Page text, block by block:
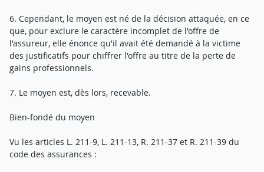
6. Cependant, le moyen est né de la décision attaquée, en ce
que, pour exclure le caractère incomplet de l'offre de
l'assureur, elle énonce qu'il avait été demandé à la victime
des justificatifs pour chiffrer l'offre au titre de la perte de
gains professionnels.
7. Le moyen est, dès lors, recevable.
Bien-fondé du moyen
Vu les articles L. 211-9, L. 211-13, R. 211-37 et R. 211-39 du
code des assurances :